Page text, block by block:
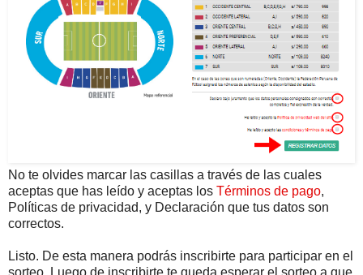
No te olvides marcar las casillas a través de las cuales
aceptas que has leído y aceptas los Términos de pago,
Políticas de privacidad, y Declaración que tus datos son
correctos.
Listo. De esta manera podrás inscribirte para participar en el
sorteo. Luego de inscribirte te queda esperar el sorteo a que